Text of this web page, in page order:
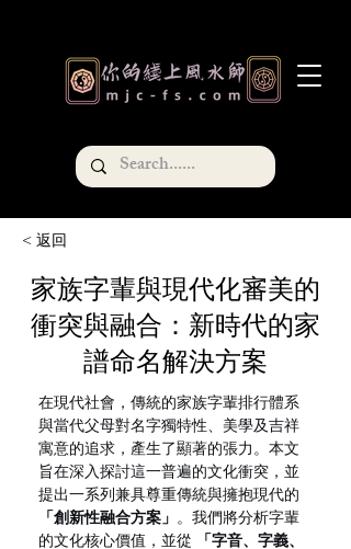
< 返回
家族字輩與現代化審美的
衝突與融合：新時代的家
譜命名解決方案
在現代社會，傳統的家族字輩排行體系
與當代父母對名字獨特性、美學及吉祥
寓意的追求，產生了顯著的張力。本文
旨在深入探討這一普遍的文化衝突，並
提出一系列兼具尊重傳統與擁抱現代的
「創新性融合方案」 。我們將分析字輩
的文化核心價值，並從
「字音、字義、